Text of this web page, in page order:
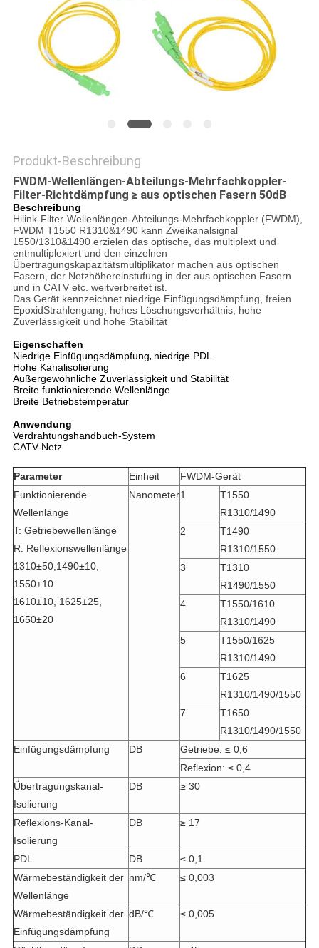
DATENSCHUTZRICHTLINIE
Produkt-Beschreibung
FWDM-Wellenlängen-Abteilungs-Mehrfachkoppler-
Filter-Richtdämpfung ≥ aus optischen Fasern 50dB
Beschreibung
Hilink-Filter-Wellenlängen-Abteilungs-Mehrfachkoppler (FWDM),
FWDM T1550 R1310&1490 kann Zweikanalsignal
1550/1310&1490 erzielen das optische, das multiplext und
entmultiplexiert und den einzelnen
Übertragungskapazitätsmultiplikator machen aus optischen
Fasern, der Netzhöhereinstufung in der aus optischen Fasern
und in CATV etc. weitverbreitet ist.
Das Gerät kennzeichnet niedrige Einfügungsdämpfung, freien
EpoxidStrahlengang, hohes Löschungsverhältnis, hohe
Zuverlässigkeit und hohe Stabilität
Eigenschaften
Niedrige Einfügungsdämpfung, niedrige PDL
Hohe Kanalisolierung
Außergewöhnliche Zuverlässigkeit und Stabilität
Breite funktionierende Wellenlänge
Breite Betriebstemperatur
Anwendung
Verdrahtungshandbuch-System
CATV-Netz
Parameter Einheit
FWDM-Gerät
Funktionierende
Wellenlänge
T: Getriebewellenlänge
R: Reflexionswellenlänge
1310±50,1490±10,
1550±10
1610±10, 1625±25,
1650±20
Nanometer1
T1550
R1310/1490
2
T1490
R1310/1550
3
T1310
R1490/1550
4
T1550/1610
R1310/1490
5
T1550/1625
R1310/1490
6
T1625
R1310/1490/1550
7
T1650
R1310/1490/1550
Einfügungsdämpfung
DB
Getriebe: ≤ 0,6
Reflexion: ≤ 0,4
Übertragungskanal-
Isolierung
DB ≥ 30
Reflexions-Kanal-
Isolierung
DB ≥ 17
PDL DB
≤ 0,1
Wärmebeständigkeit der
Wellenlänge
nm/℃ ≤ 0,003
Wärmebeständigkeit der
Einfügungsdämpfung
dB/℃ ≤ 0,005